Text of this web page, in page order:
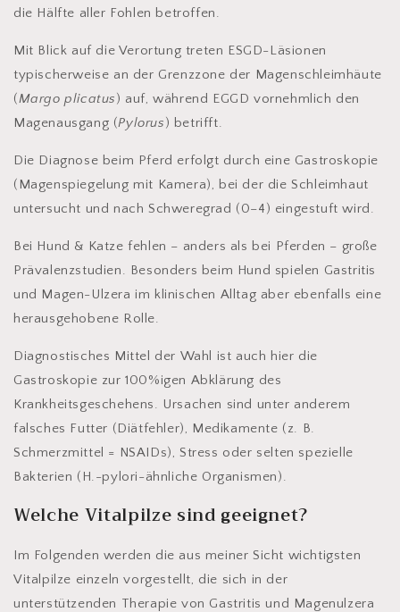
die Hälfte aller Fohlen betroffen.
Mit Blick auf die Verortung treten ESGD-Läsionen
typischerweise an der Grenzzone der Magenschleimhäute
(Margo plicatus) auf, während EGGD vornehmlich den
Magenausgang (Pylorus) betrifft.
Die Diagnose beim Pferd erfolgt durch eine Gastroskopie
(Magenspiegelung mit Kamera), bei der die Schleimhaut
untersucht und nach Schweregrad (0–4) eingestuft wird.
Bei Hund & Katze fehlen – anders als bei Pferden – große
Prävalenzstudien. Besonders beim Hund spielen Gastritis
und Magen-Ulzera im klinischen Alltag aber ebenfalls eine
herausgehobene Rolle.
Diagnostisches Mittel der Wahl ist auch hier die
Gastroskopie zur 100%igen Abklärung des
Krankheitsgeschehens. Ursachen sind unter anderem
falsches Futter (Diätfehler), Medikamente (z. B.
Schmerzmittel = NSAIDs), Stress oder selten spezielle
Bakterien (H.-pylori-ähnliche Organismen).
Welche Vitalpilze sind geeignet?
Im Folgenden werden die aus meiner Sicht wichtigsten
Vitalpilze einzeln vorgestellt, die sich in der
unterstützenden Therapie von Gastritis und Magenulzera